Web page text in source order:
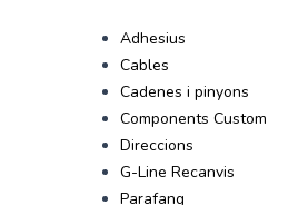
Adhesius
Cables
Cadenes i pinyons
Components Custom
Direccions
G-Line Recanvis
Parafang